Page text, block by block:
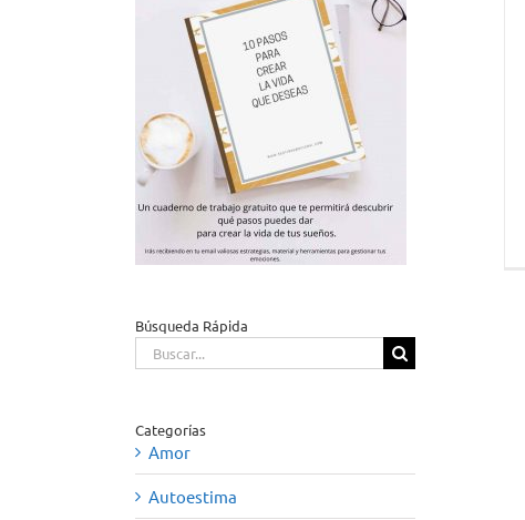
Búsqueda Rápida
Buscar:
Categorías
Amor
Autoestima